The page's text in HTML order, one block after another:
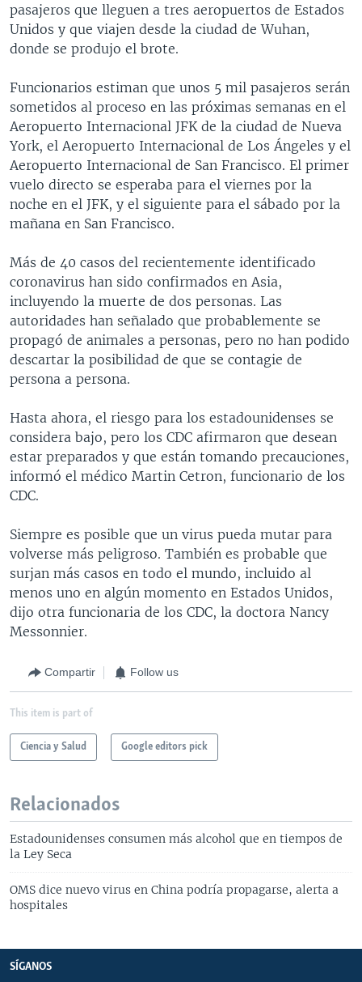
pasajeros que lleguen a tres aeropuertos de Estados
Unidos y que viajen desde la ciudad de Wuhan,
donde se produjo el brote.
Funcionarios estiman que unos 5 mil pasajeros serán
sometidos al proceso en las próximas semanas en el
Aeropuerto Internacional JFK de la ciudad de Nueva
York, el Aeropuerto Internacional de Los Ángeles y el
Aeropuerto Internacional de San Francisco. El primer
vuelo directo se esperaba para el viernes por la
noche en el JFK, y el siguiente para el sábado por la
mañana en San Francisco.
Más de 40 casos del recientemente identificado
coronavirus han sido confirmados en Asia,
incluyendo la muerte de dos personas. Las
autoridades han señalado que probablemente se
propagó de animales a personas, pero no han podido
descartar la posibilidad de que se contagie de
persona a persona.
Hasta ahora, el riesgo para los estadounidenses se
considera bajo, pero los CDC afirmaron que desean
estar preparados y que están tomando precauciones,
informó el médico Martin Cetron, funcionario de los
CDC.
Siempre es posible que un virus pueda mutar para
volverse más peligroso. También es probable que
surjan más casos en todo el mundo, incluido al
menos uno en algún momento en Estados Unidos,
dijo otra funcionaria de los CDC, la doctora Nancy
Messonnier.
Compartir Follow us
This item is part of
Ciencia y Salud Google editors pick
Relacionados
Estadounidenses consumen más alcohol que en tiempos de
la Ley Seca
OMS dice nuevo virus en China podría propagarse, alerta a
hospitales
SÍGANOS